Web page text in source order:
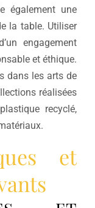
également une
la table. Utiliser
engagement
et éthique.
dans les arts de
réalisées
recyclé,
et